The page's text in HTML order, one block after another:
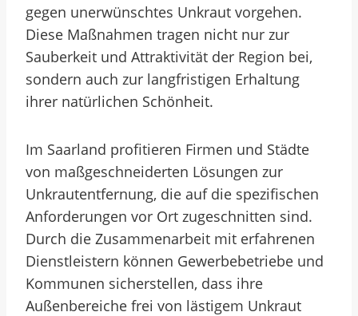
gegen unerwünschtes Unkraut vorgehen.
Diese Maßnahmen tragen nicht nur zur
Sauberkeit und Attraktivität der Region bei,
sondern auch zur langfristigen Erhaltung
ihrer natürlichen Schönheit.
Im Saarland profitieren Firmen und Städte
von maßgeschneiderten Lösungen zur
Unkrautentfernung, die auf die spezifischen
Anforderungen vor Ort zugeschnitten sind.
Durch die Zusammenarbeit mit erfahrenen
Dienstleistern können Gewerbebetriebe und
Kommunen sicherstellen, dass ihre
Außenbereiche frei von lästigem Unkraut